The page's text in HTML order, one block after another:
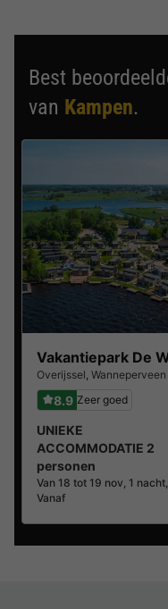
Best
van Kampen.
Ontdek de selectie
die door onze gasten
Overijssel, Wanneperveen
8.9 Zeer goed
UNIEKE
ACCOMMODATIE 2
personen
Van 18 tot 19 nov, 1 nacht,
Vanaf